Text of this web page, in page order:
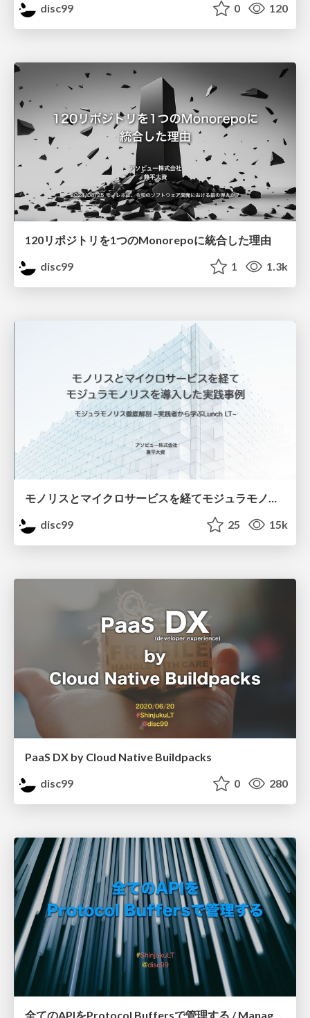
disc99
0 120
120リポジトリを1つのMonorepoに統合した理由
disc99
1 1.3k
モノリスとマイクロサービスを経てモジュラモノリスを導入した実践事例
disc99
25 15k
PaaS DX by Cloud Native Buildpacks
disc99
0 280